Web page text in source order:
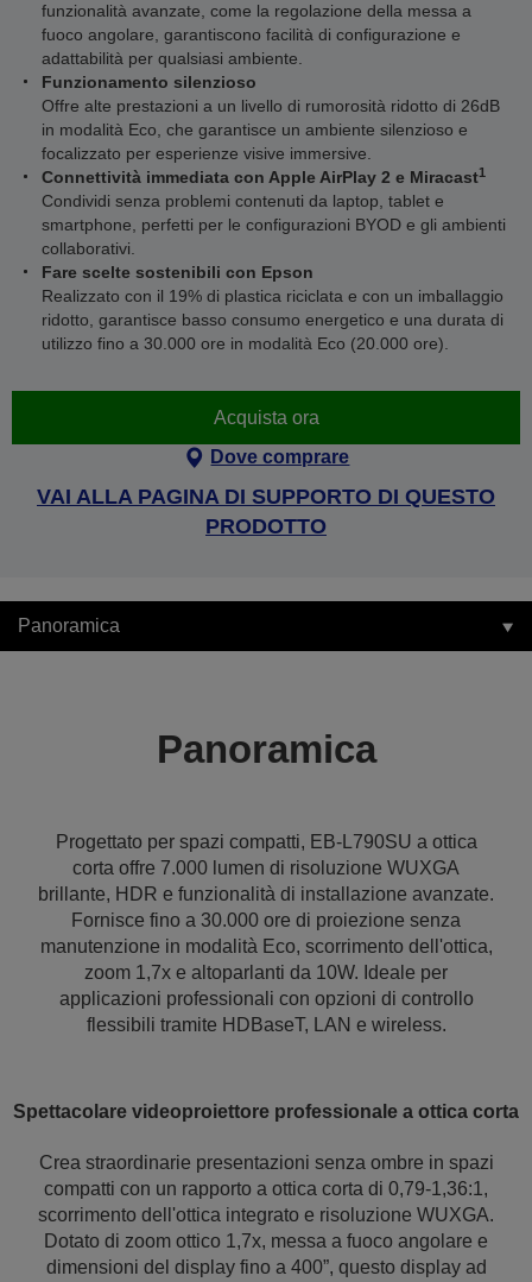
funzionalità avanzate, come la regolazione della messa a
fuoco angolare, garantiscono facilità di configurazione e
adattabilità per qualsiasi ambiente.
Funzionamento silenzioso
Offre alte prestazioni a un livello di rumorosità ridotto di 26dB
in modalità Eco, che garantisce un ambiente silenzioso e
focalizzato per esperienze visive immersive.
Connettività immediata con Apple AirPlay 2 e Miracast1
Condividi senza problemi contenuti da laptop, tablet e
smartphone, perfetti per le configurazioni BYOD e gli ambienti
collaborativi.
Fare scelte sostenibili con Epson
Realizzato con il 19% di plastica riciclata e con un imballaggio
ridotto, garantisce basso consumo energetico e una durata di
utilizzo fino a 30.000 ore in modalità Eco (20.000 ore).
Acquista ora
Dove comprare
VAI ALLA PAGINA DI SUPPORTO DI QUESTO
PRODOTTO
Panoramica
Panoramica
Progettato per spazi compatti, EB-L790SU a ottica
corta offre 7.000 lumen di risoluzione WUXGA
brillante, HDR e funzionalità di installazione avanzate.
Fornisce fino a 30.000 ore di proiezione senza
manutenzione in modalità Eco, scorrimento dell'ottica,
zoom 1,7x e altoparlanti da 10W. Ideale per
applicazioni professionali con opzioni di controllo
flessibili tramite HDBaseT, LAN e wireless.
Spettacolare videoproiettore professionale a ottica corta
Crea straordinarie presentazioni senza ombre in spazi
compatti con un rapporto a ottica corta di 0,79-1,36:1,
scorrimento dell'ottica integrato e risoluzione WUXGA.
Dotato di zoom ottico 1,7x, messa a fuoco angolare e
dimensioni del display fino a 400”, questo display ad